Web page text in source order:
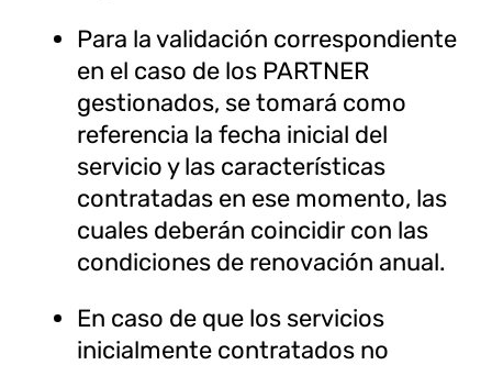
Para la validación correspondiente
en el caso de los PARTNER
gestionados, se tomará como
referencia la fecha inicial del
servicio y las características
contratadas en ese momento, las
cuales deberán coincidir con las
condiciones de renovación anual.
En caso de que los servicios
inicialmente contratados no